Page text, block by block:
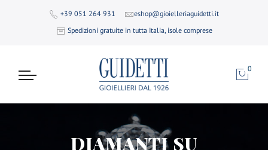
+39 051 264 931
eshop@gioielleriaguidetti.it
Spedizioni gratuite in tutta Italia, isole comprese
0
DIAMANTI SU